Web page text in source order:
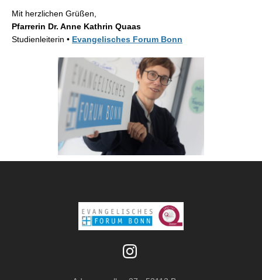
Mit herzlichen Grüßen,
Pfarrerin Dr. Anne Kathrin Quaas
Studienleiterin • Evangelisches Forum Bonn